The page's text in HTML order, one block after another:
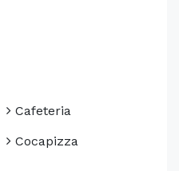
Cafeteria
Cocapizza